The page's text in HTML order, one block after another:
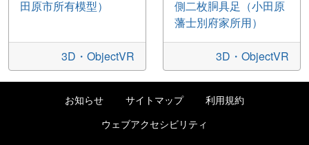
田原市所有模型）
3D・ObjectVR
側二枚胴具足（小田原
藩士別府家所用）
3D・ObjectVR
お知らせ サイトマップ
利用規約
ウェブアクセシビリティ